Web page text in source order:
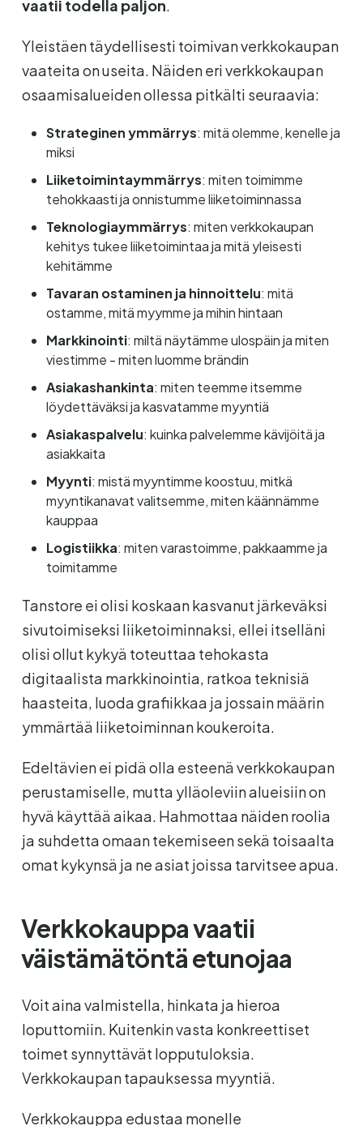
vaatii todella paljon.
Yleistäen täydellisesti toimivan verkkokaupan
vaateita on useita. Näiden eri verkkokaupan
osaamisalueiden ollessa pitkälti seuraavia:
Strateginen ymmärrys: mitä olemme, kenelle ja
miksi
Liiketoimintaymmärrys: miten toimimme
tehokkaasti ja onnistumme liiketoiminnassa
Teknologiaymmärrys: miten verkkokaupan
kehitys tukee liiketoimintaa ja mitä yleisesti
kehitämme
Tavaran ostaminen ja hinnoittelu: mitä
ostamme, mitä myymme ja mihin hintaan
Markkinointi: miltä näytämme ulospäin ja miten
viestimme - miten luomme brändin
Asiakashankinta: miten teemme itsemme
löydettäväksi ja kasvatamme myyntiä
Asiakaspalvelu: kuinka palvelemme kävijöitä ja
asiakkaita
Myynti: mistä myyntimme koostuu, mitkä
myyntikanavat valitsemme, miten käännämme
kauppaa
Logistiikka: miten varastoimme, pakkaamme ja
toimitamme
Tanstore ei olisi koskaan kasvanut järkeväksi
sivutoimiseksi liiketoiminnaksi, ellei itselläni
olisi ollut kykyä toteuttaa tehokasta
digitaalista markkinointia, ratkoa teknisiä
haasteita, luoda grafiikkaa ja jossain määrin
ymmärtää liiketoiminnan koukeroita.
Edeltävien ei pidä olla esteenä verkkokaupan
perustamiselle, mutta ylläoleviin alueisiin on
hyvä käyttää aikaa. Hahmottaa näiden roolia
ja suhdetta omaan tekemiseen sekä toisaalta
omat kykynsä ja ne asiat joissa tarvitsee apua.
Verkkokauppa vaatii
väistämätöntä etunojaa
Voit aina valmistella, hinkata ja hieroa
loputtomiin. Kuitenkin vasta konkreettiset
toimet synnyttävät lopputuloksia.
Verkkokaupan tapauksessa myyntiä.
Verkkokauppa edustaa monelle